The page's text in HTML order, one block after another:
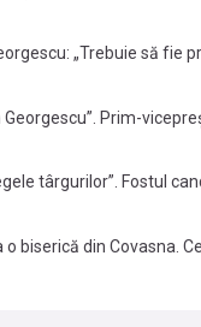
de dolari, nu de lei”
„Trebuie să fie
respectă Constituția”
Prim-
anticipate
târgurilor”. Fostul
și ale umilinței și țara
o biserică din Covasna.